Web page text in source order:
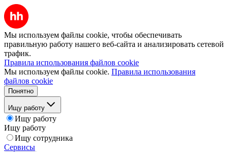
Мы используем файлы cookie, чтобы обеспечивать
правильную работу нашего веб-сайта и анализировать сетевой
трафик.
Правила использования файлов cookie
Мы используем файлы cookie. Правила использования
файлов cookie
Понятно
Ищу работу
Ищу работу
Ищу работу
Ищу сотрудника
Сервисы